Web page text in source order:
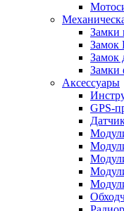
Замки
Замок
Замки
Аксессуары
GPS-